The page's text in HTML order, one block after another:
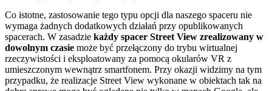
Co istotne, zastosowanie tego typu opcji dla naszego spaceru nie
wymaga żadnych dodatkowych działań przy opublikowanych
spacerach. W zasadzie każdy spacer Street View zrealizowany w
dowolnym czasie może być przełączony do trybu wirtualnej
rzeczywistości i eksploatowany za pomocą okularów VR z
umieszczonym wewnątrz smartfonem. Przy okazji widzimy na tym
przypadku, że realizacje Street View wykonane w obiektach tak na